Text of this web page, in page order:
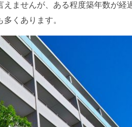
ませんが、ある程度築年数が経
くあります。